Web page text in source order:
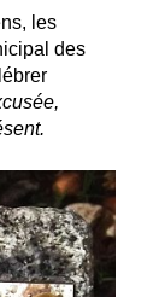
les
des